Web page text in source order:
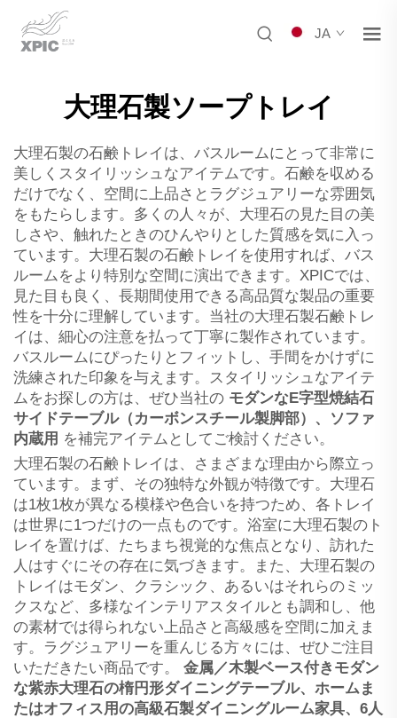
JA
大理石製ソープトレイ
大理石製の石鹸トレイは、バスルームにとって非常に
美しくスタイリッシュなアイテムです。石鹸を収める
だけでなく、空間に上品さとラグジュアリーな雰囲気
をもたらします。多くの人々が、大理石の見た目の美
しさや、触れたときのひんやりとした質感を気に入っ
ています。大理石製の石鹸トレイを使用すれば、バス
ルームをより特別な空間に演出できます。XPICでは、
見た目も良く、長期間使用できる高品質な製品の重要
性を十分に理解しています。当社の大理石製石鹸トレ
イは、細心の注意を払って丁寧に製作されています。
バスルームにぴったりとフィットし、手間をかけずに
洗練された印象を与えます。スタイリッシュなアイテ
ムをお探しの方は、ぜひ当社の モダンなE字型焼結石
サイドテーブル（カーボンスチール製脚部）、ソファ
内蔵用 を補完アイテムとしてご検討ください。
大理石製の石鹸トレイは、さまざまな理由から際立っ
ています。まず、その独特な外観が特徴です。大理石
は1枚1枚が異なる模様や色合いを持つため、各トレイ
は世界に1つだけの一点ものです。浴室に大理石製のト
レイを置けば、たちまち視覚的な焦点となり、訪れた
人はすぐにその存在に気づきます。また、大理石製の
トレイはモダン、クラシック、あるいはそれらのミッ
クスなど、多様なインテリアスタイルとも調和し、他
の素材では得られない上品さと高級感を空間に加えま
す。ラグジュアリーを重んじる方々には、ぜひご注目
いただきたい商品です。 金属／木製ベース付きモダン
な紫赤大理石の楕円形ダイニングテーブル、ホームま
たはオフィス用の高級石製ダイニングルーム家具、6人